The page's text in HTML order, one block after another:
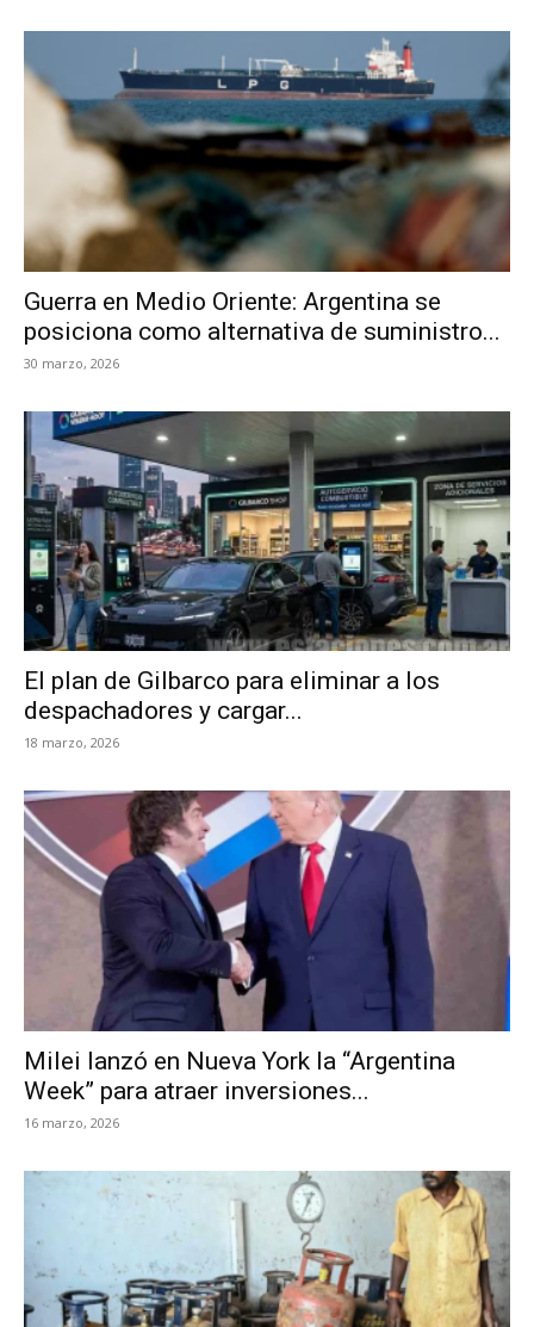
Guerra en Medio Oriente: Argentina se
posiciona como alternativa de suministro...
30 marzo, 2026
El plan de Gilbarco para eliminar a los
despachadores y cargar...
18 marzo, 2026
Milei lanzó en Nueva York la “Argentina
Week” para atraer inversiones...
16 marzo, 2026